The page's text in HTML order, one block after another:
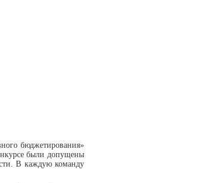
бюджетирования»
были допущены
В каждую команду